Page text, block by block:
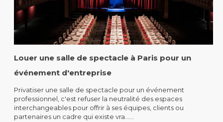
Louer une salle de spectacle à Paris pour un
événement d'entreprise
Privatiser une salle de spectacle pour un événement
professionnel, c'est refuser la neutralité des espaces
interchangeables pour offrir à ses équipes, clients ou
partenaires un cadre qui existe vra......